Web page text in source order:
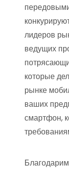
лидеров
ведущих
которые
рынке
ваших
смартфон,